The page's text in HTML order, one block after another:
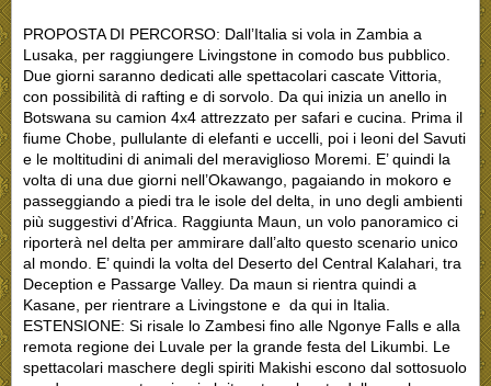
PROPOSTA DI PERCORSO: Dall’Italia si vola in Zambia a
Lusaka, per raggiungere Livingstone in comodo bus pubblico.
Due giorni saranno dedicati alle spettacolari cascate Vittoria,
con possibilità di rafting e di sorvolo. Da qui inizia un anello in
Botswana su camion 4x4 attrezzato per safari e cucina. Prima il
fiume Chobe, pullulante di elefanti e uccelli, poi i leoni del Savuti
e le moltitudini di animali del meraviglioso Moremi. E’ quindi la
volta di una due giorni nell’Okawango, pagaiando in mokoro e
passeggiando a piedi tra le isole del delta, in uno degli ambienti
più suggestivi d’Africa. Raggiunta Maun, un volo panoramico ci
riporterà nel delta per ammirare dall’alto questo scenario unico
al mondo. E’ quindi la volta del Deserto del Central Kalahari, tra
Deception e Passarge Valley. Da maun si rientra quindi a
Kasane, per rientrare a Livingstone e da qui in Italia.
ESTENSIONE: Si risale lo Zambesi fino alle Ngonye Falls e alla
remota regione dei Luvale per la grande festa del Likumbi. Le
spettacolari maschere degli spiriti Makishi escono dal sottosuolo